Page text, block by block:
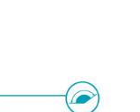
lo antes